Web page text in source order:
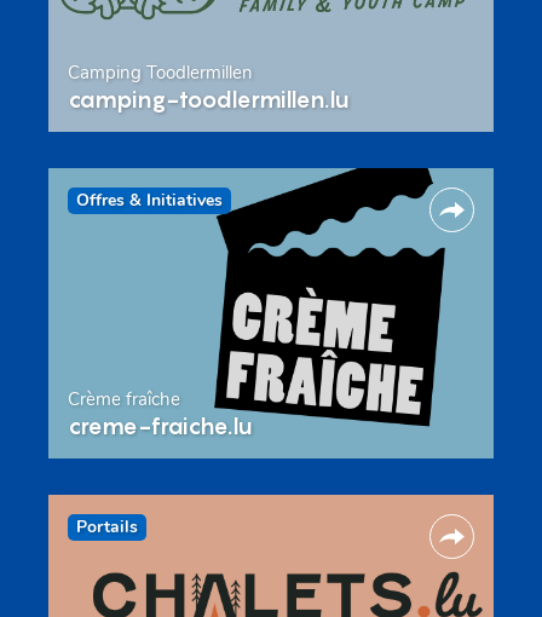
Camping Toodlermillen
camping-toodlermillen.lu
Offres & Initiatives
Crème fraîche
creme-fraiche.lu
Portails